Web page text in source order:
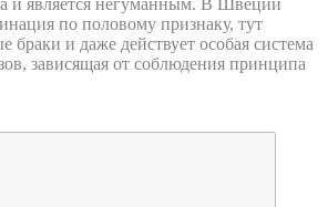
по половому признаку, тут
браки и даже действует особая система
зависящая от соблюдения принципа